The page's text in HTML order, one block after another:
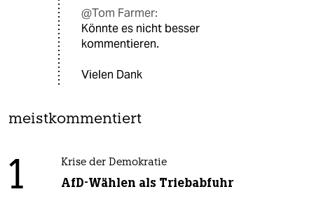
@Tom Farmer:
Könnte es nicht besser
kommentieren.
Vielen Dank
meistkommentiert
1 Krise der Demokratie
AfD-Wählen als Triebabfuhr